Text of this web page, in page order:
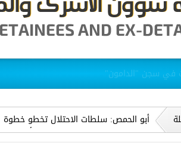
في سجن "الدامون"
أبو الحمص: سلطات الاحتلال تخطو خطوة
خطيرة نحو تصفية الدكتور حسام أبو صفية